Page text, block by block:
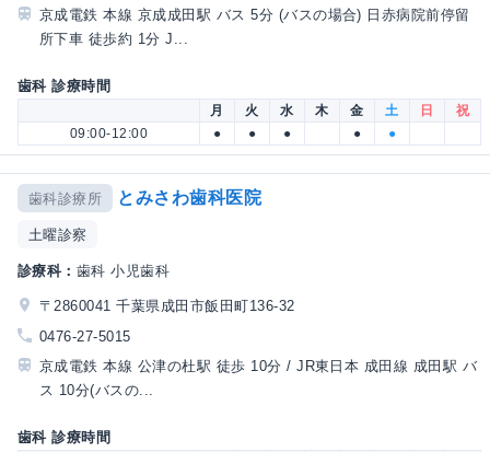
京成電鉄 本線 京成成田駅 バス 5分 (バスの場合) 日赤病院前停留
所下車 徒歩約 1分 J...
歯科 診療時間
月 火 水 木 金 土 日
祝
09:00-12:00
● ● ● ● ●
歯科診療所 とみさわ歯科医院
土曜診察
診療科： 歯科 小児歯科
〒2860041 千葉県成田市飯田町136-32
0476-27-5015
京成電鉄 本線 公津の杜駅 徒歩 10分 / JR東日本 成田線 成田駅 バ
ス 10分(バスの...
歯科 診療時間